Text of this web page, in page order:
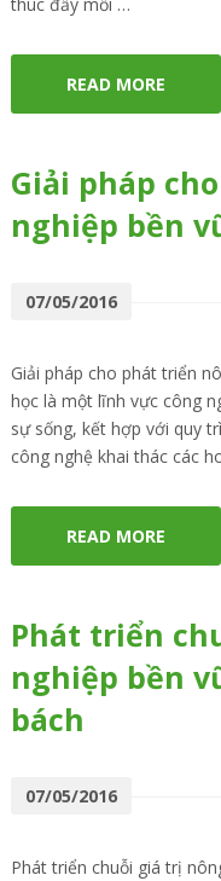
READ MORE
Giải pháp
nghiệp bền
07/05/2016
Giải pháp cho phát triển
học là một lĩnh vực công
sự sống, kết hợp với quy
công nghệ khai thác các
READ MORE
Phát triển
nghiệp bền
bách
07/05/2016
Phát triển chuỗi giá trị